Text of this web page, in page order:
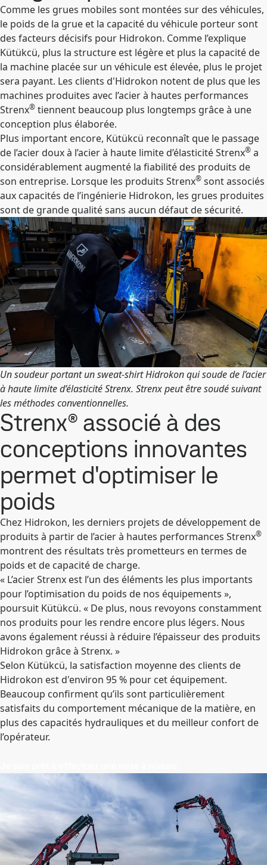
Comme les grues mobiles sont montées sur des véhicules,
le poids de la grue et la capacité du véhicule porteur sont
des facteurs décisifs pour Hidrokon. Comme l’explique
Kütükcü, plus la structure est légère et plus la capacité de
la machine placée sur un véhicule est élevée, plus le projet
sera payant. Les clients d'Hidrokon notent de plus que les
machines produites avec l’acier à hautes performances
Strenx® tiennent beaucoup plus longtemps grâce à une
conception plus élaborée.
Plus important encore, Kütükcü reconnaît que le passage
de l’acier doux à l’acier à haute limite d’élasticité Strenx® a
considérablement augmenté la fiabilité des produits de
son entreprise. Lorsque les produits Strenx® sont associés
aux capacités de l’ingénierie Hidrokon, les grues produites
sont de grande qualité sans aucun défaut de sécurité.
Un soudeur portant un sweat-shirt Hidrokon qui soude de l’acier
à haute limite d’élasticité Strenx. Strenx peut être soudé suivant
les méthodes conventionnelles.
Strenx® associé à des
conceptions innovantes
permet d'optimiser le
poids
Chez Hidrokon, les derniers projets de développement de
produits à partir de l’acier à hautes performances Strenx®
montrent des résultats très prometteurs en termes de
poids et de capacité de charge.
« L’acier Strenx est l’un des éléments les plus importants
pour l’optimisation du poids de nos équipements »,
poursuit Kütükcü. « De plus, nous revoyons constamment
nos produits pour les rendre encore plus légers. Nous
avons également réussi à réduire l’épaisseur des produits
Hidrokon grâce à Strenx. »
Selon Kütükcü, la satisfaction moyenne des clients de
Hidrokon est d'environ 95 % pour cet équipement.
Beaucoup confirment qu’ils sont particulièrement
satisfaits du comportement mécanique de la matière, en
plus des capacités hydrauliques et du meilleur confort de
l’opérateur.